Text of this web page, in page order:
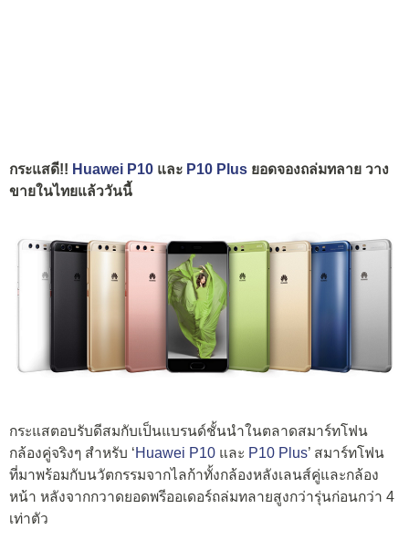
กระแสดี!! Huawei P10 และ P10 Plus ยอดจองถล่มทลาย วาง
ขายในไทยแล้ววันนี้
กระแสตอบรับดีสมกับเป็นแบรนด์ชั้นนำในตลาดสมาร์ทโฟน
กล้องคู่จริงๆ สำหรับ ‘Huawei P10 และ P10 Plus’ สมาร์ทโฟน
ที่มาพร้อมกับนวัตกรรมจากไลก้าทั้งกล้องหลังเลนส์คู่และกล้อง
หน้า หลังจากกวาดยอดพรีออเดอร์ถล่มทลายสูงกว่ารุ่นก่อนกว่า 4
เท่าตัว